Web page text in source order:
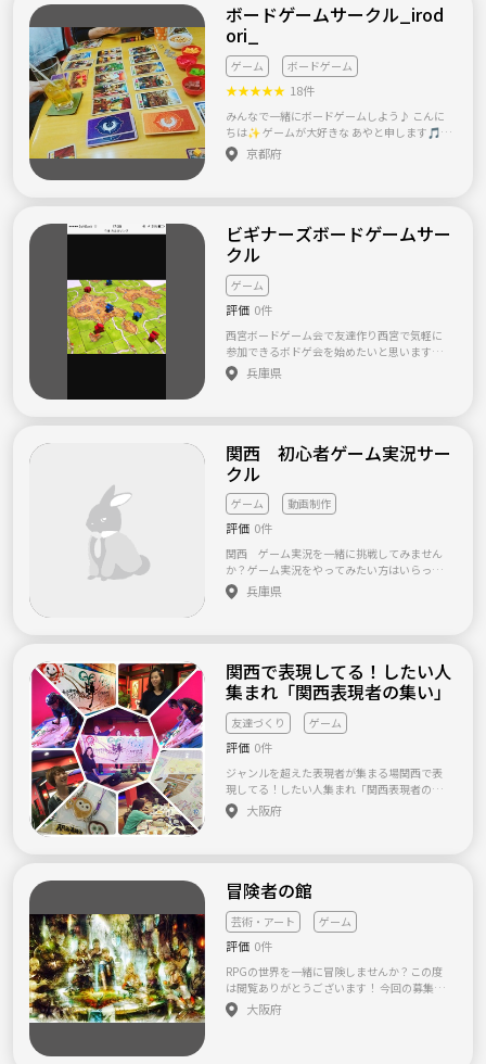
す^_^ 64世代という方や違う世代の方もどし
どしメッセージください(^^) ゲーム会以外
に、一緒に飲んで遊んでスポーツしませんか(
^ω^ )？ ♫スポーツ(バスケ、バレー、テニ
ス、バドミントンなど) ♫飲み会(大阪以外の
人めっちゃ集まります♬もちろん大阪の方も
います( ^ω^ )) ♫たこパ ♫マリオ系、FPS、ス
ポーツ系などやりたいゲームや好きなゲー
ム、昔やっていたゲームなどを一緒にメッセ
ージにくださーい(´∀｀*) 気になった人、友
ボードゲームサークル_irod
ori_
ゲーム ボードゲーム
★★★★★ 18件
みんなで一緒にボードゲームしよう♪ こんに
ちは✨ ゲームが大好きな あやと申します🎵
【ボードゲームサークル＿irodori_】は月に1
回集まってボードゲームなどでわんちゃか楽
かげさまで8周年を迎えようとしています！ 本
当に皆様には感謝してもしきれないくらいで
す✨ ありがとうございます💓💓 人数は日に
よって様々ですが たいてい4名〜10名で集ま
っています✨ これしてみたいあれやってみた
いのお声は 随時取り入れたいと思っています
✨ 率先して声をかけてくださいね！👍
京都府
ビギナーズボードゲームサー
クル
ゲーム
評価 0件
西宮ボードゲーム会で友達作り西宮で気軽に
参加できるボドゲ会を始めたいと思います！
僕が知ってるボドゲ会では 中級者から熟練者
の方がやってる イメージがあったので 初心者
ブリポーカー等、気軽に楽しめる物から 始め
たいと思います！ 人数は理想では5〜10人ぐ
らいが集まれば 嬉しいです！ 男女どちらでも
大丈夫です！ 現在6人程集まってます！ 気楽
に来てください|(￣3￣)| 日程は12月18日のお
昼で考えております！ 是非是非参加お願いし
ます|(￣3￣)|
兵庫県
関西 初心者ゲーム実況サー
クル
ゲーム 動画制作
評価 0件
関西 ゲーム実況を一緒に挑戦してみません
か？ゲーム実況をやってみたい方はいらっし
ゃいませんか？ 私もその１人なのですが、家
の環境でそれが出来ない状態です。 そこでメ
ムが出来ないので一緒にやって欲しい方、 ま
た興味はあるけど１人じゃあ心細いし、喋り
慣れていないので迷ってる方とか いらっしゃ
いましたら、これを機会にゲーム実況を一緒
にやってみませんか？ 再生数を多くすると
か、有名になるとかは二の次。 重要なのは皆
で楽しくまったりと喋りながらゲームをする
事です！ その為、ガチで有名になって稼ごう
とする方の参加はご遠慮下さい。 尚、私は実
況する環境を用意する事は出来ませんが機材
兵庫県
関西で表現してる！したい人
集まれ「関西表現者の集い」
友達づくり ゲーム
評価 0件
ジャンルを超えた表現者が集まる場関西で表
現してる！したい人集まれ「関西表現者の集
い」 関西で表現者として活動している方が 集
まり、交流をしながら感性を高め合う ゆるく
様々。 ジャンルを超えた☆ 表現者の交流会で
す！！ もちろん、表現者に興味がある！ お話
してみたい！って方も参加ＯＫ 人が集まれ
ば、何かが生れる！ 確実に自分の世界が広が
ります！ 五感が刺激されます！！ 表現活動を
していなくても、参加したい意思があれば、
参加することのできる あっとホームな交流会
参加人数は基本8名まで（みんなが話ができる
よう）と少人数制です★ この集まりをきっか
大阪府
冒険者の館
芸術・アート ゲーム
評価 0件
RPGの世界を一緒に冒険しませんか？この度
は閲覧ありがとうございます！ 今回の募集の
コンセプトは… RPGの世界観を現実世界に持
ってきて、 その世界観を誰かと共有しなが
大阪府